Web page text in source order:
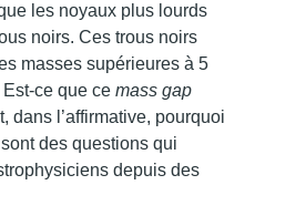
les noyaux plus lourds
noirs. Ces trous noirs
masses supérieures à 5
ce que ce mass gap
dans l’affirmative, pourquoi
des questions qui
depuis des